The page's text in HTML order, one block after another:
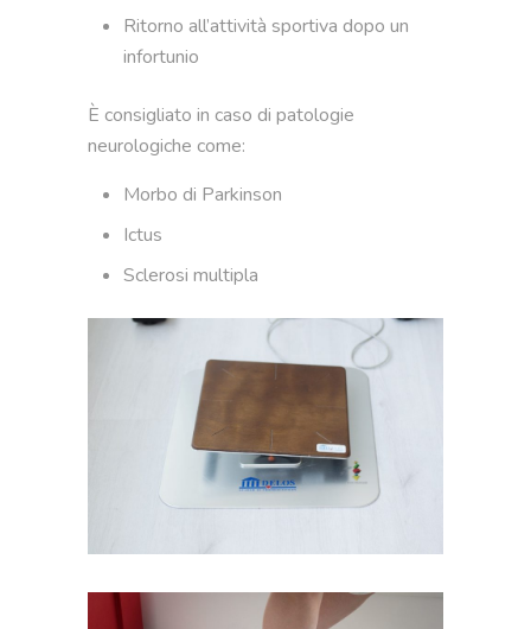
Ritorno all’attività sportiva dopo un
infortunio
È consigliato in caso di patologie
neurologiche come:
Morbo di Parkinson
Ictus
Sclerosi multipla